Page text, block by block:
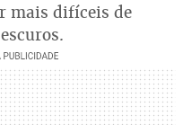
mais difíceis de